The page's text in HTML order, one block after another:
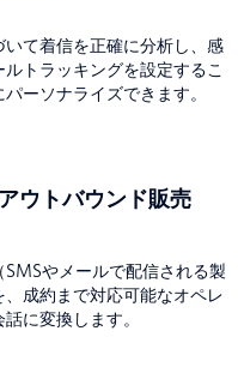
いて着信を正確に分析し、感
トラッキングを設定するこ
ーソナライズできます。
ウトバウンド販売
やメールで配信される製
成約まで対応可能なオペレ
に変換します。